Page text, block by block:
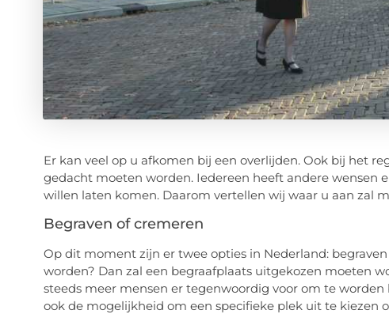
Er kan veel op u afkomen bij een overlijden. Ook bij het
gedacht moeten worden. Iedereen heeft andere wensen
willen laten komen. Daarom vertellen wij waar u aan zal
Begraven ofcremeren
Op dit moment zijn ertwee opties in Nederland:
worden? Dan zal een begraafplaats uitgekozen moeten
steeds meer mensen er tegenwoordig voor om te
ook de mogelijkheid om een specifieke plek uit te kiezen